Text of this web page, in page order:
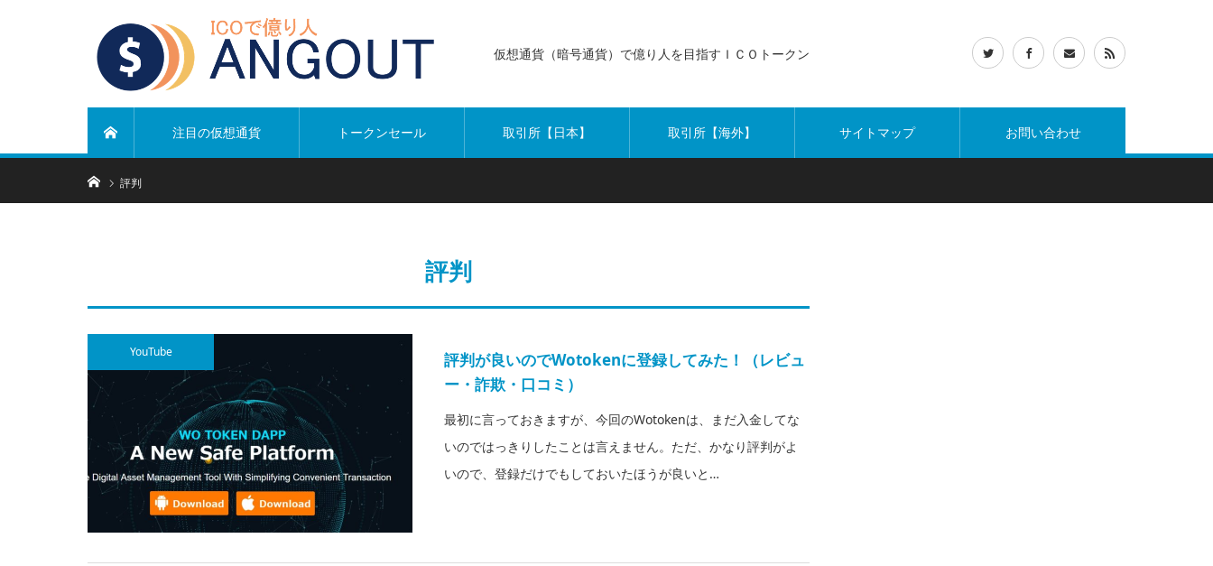
仮想通貨（暗号通貨）で億り人を目指すＩＣＯトークン
注目の仮想通貨 トークンセール 取引所【日本】 取引所【海外】 サイトマップ お問い合わせ
ホーム評判
評判
YouTube
評判が良いのでWotokenに登録してみた！（レビュ
ー・詐欺・口コミ）
最初に言っておきますが、今回のWotokenは、まだ入金してな
いのではっきりしたことは言えません。ただ、かなり評判がよ
いので、登録だけでもしておいたほうが良いと…